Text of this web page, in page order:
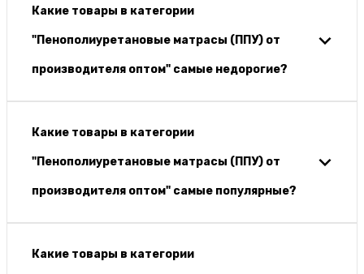
Какие товары в категории
"Пенополиуретановые матрасы (ППУ) от
производителя оптом" самые недорогие?
Какие товары в категории
"Пенополиуретановые матрасы (ППУ) от
производителя оптом" самые популярные?
Какие товары в категории